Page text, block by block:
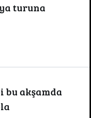
turuna
bu akşamda